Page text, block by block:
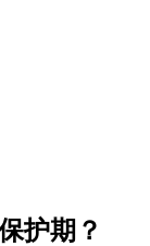
护期？